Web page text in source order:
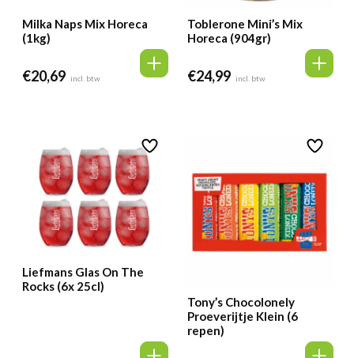
Milka Naps Mix Horeca
(1kg)
€20,69 incl. btw
Toblerone Mini’s Mix
Horeca (904gr)
€24,99 incl. btw
Liefmans Glas On The
Rocks (6x 25cl)
Tony’s Chocolonely
Proeverijtje Klein (6
repen)